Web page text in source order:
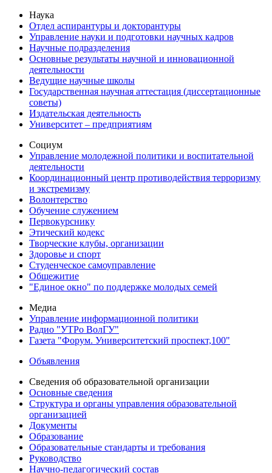
Наука
Отдел аспирантуры и докторантуры
Управление науки и подготовки научных кадров
Научные подразделения
Основные результаты научной и инновационной
деятельности
Ведущие научные школы
Государственная научная аттестация (диссертационные
советы)
Издательская деятельность
Университет – предприятиям
Социум
Управление молодежной политики и воспитательной
деятельности
Координационный центр противодействия терроризму
и экстремизму
Волонтерство
Обучение служением
Первокурснику
Этический кодекс
Творческие клубы, организации
Здоровье и спорт
Студенческое самоуправление
Общежитие
"Единое окно" по поддержке молодых семей
Медиа
Управление информационной политики
Радио "УТРо ВолГУ"
Газета "Форум. Университетский проспект,100"
Объявления
Сведения об образовательной организации
Основные сведения
Структура и органы управления образовательной
организацией
Документы
Образование
Образовательные стандарты и требования
Руководство
Научно-педагогический состав